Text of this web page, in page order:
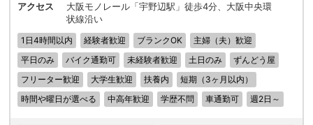
アクセス
大阪モノレール「宇野辺駅」徒歩4分、大阪中央環
状線沿い
1日4時間以内 経験者歓迎 ブランクOK
主婦（夫）歓迎
平日のみ
バイク通勤可 未経験者歓迎 土日のみ
ずんどう屋
フリーター歓迎
大学生歓迎 扶養内
短期（3ヶ月以内）
時間や曜日が選べる
中高年歓迎 学歴不問 車通勤可 週2日～